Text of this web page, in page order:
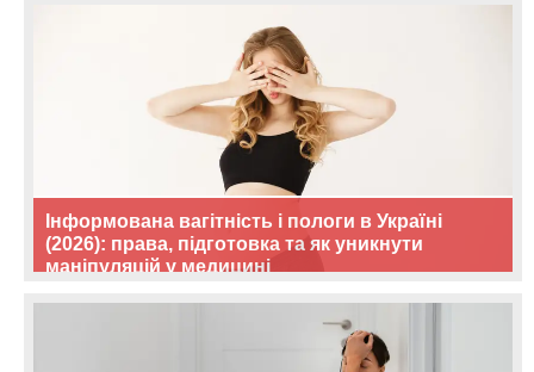
Інформована вагітність і пологи в Україні
(2026): права, підготовка та як уникнути
маніпуляцій у медицині